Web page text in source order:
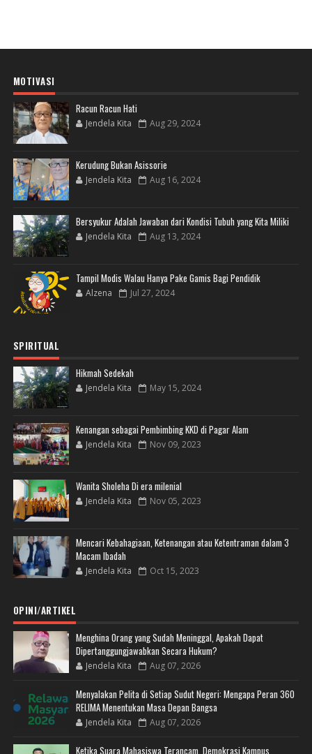
MOTIVASI
Racun Racun Hati
Jendela Kita Aug 29, 2024
Kerudung Bukan Asissorie
Jendela Kita Aug 16, 2024
Bersyukur Adalah Jawaban dari Kondisi Tubuh yang Kita Miliki
Jendela Kita Aug 13, 2024
Tampil Modis Walau Hanya Pake Gamis Bagi Pendidik
Alzena Jul 27, 2024
SPIRITUAL
Hikmah Sedekah
Jendela Kita May 15, 2024
Kenangan sebagai Pembimbing KKD di Pagar Alam
Jendela Kita Nov 09, 2023
Wanita Sholeha Di era milenial
Jendela Kita Nov 05, 2023
Mencari Kebahagiaan, Ketenangan atau Ketentraman dalam 3
Macam Ibadah
Jendela Kita Oct 15, 2023
OPINI/ARTIKEL
Menghina Orang yang Sudah Meninggal, Apakah Dapat
Dipertanggungjawabkan Secara Hukum?
Jendela Kita Aug 07, 2026
Menyalakan Pelita di Setiap Sudut Negeri: Mengapa Peran 360
RELIMA Menentukan Masa Depan Bangsa
Jendela Kita Aug 07, 2026
Ketika Suara Mahasiswa Terancam, Demokrasi Kampus